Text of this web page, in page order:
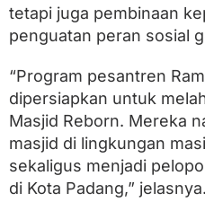
tetapi juga pembinaan
penguatan peran sosial
“Program pesantren
dipersiapkan untuk
Masjid Reborn. Mereka
masjid di lingkungan
sekaligus menjadi
di Kota Padang,” jelasnya.